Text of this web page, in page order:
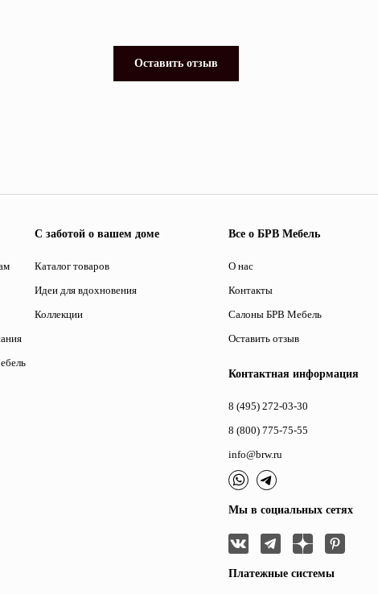
Оставить отзыв
С заботой о вашем доме
Каталог товаров
Идеи для вдохновения
Коллекции
Все о БРВ Мебель
О нас
Контакты
Салоны БРВ Мебель
Оставить отзыв
Контактная информация
8 (495) 272-03-30
8 (800) 775-75-55
info@brw.ru
Мы в социальных сетях
Платежные системы